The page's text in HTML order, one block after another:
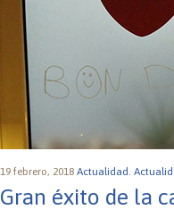
19 febrero, 2018 Actualidad.
Gran éxito de la